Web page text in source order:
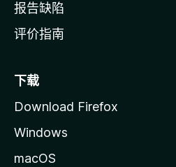
报告缺陷
评价指南
下载
Download Firefox
Windows
macOS